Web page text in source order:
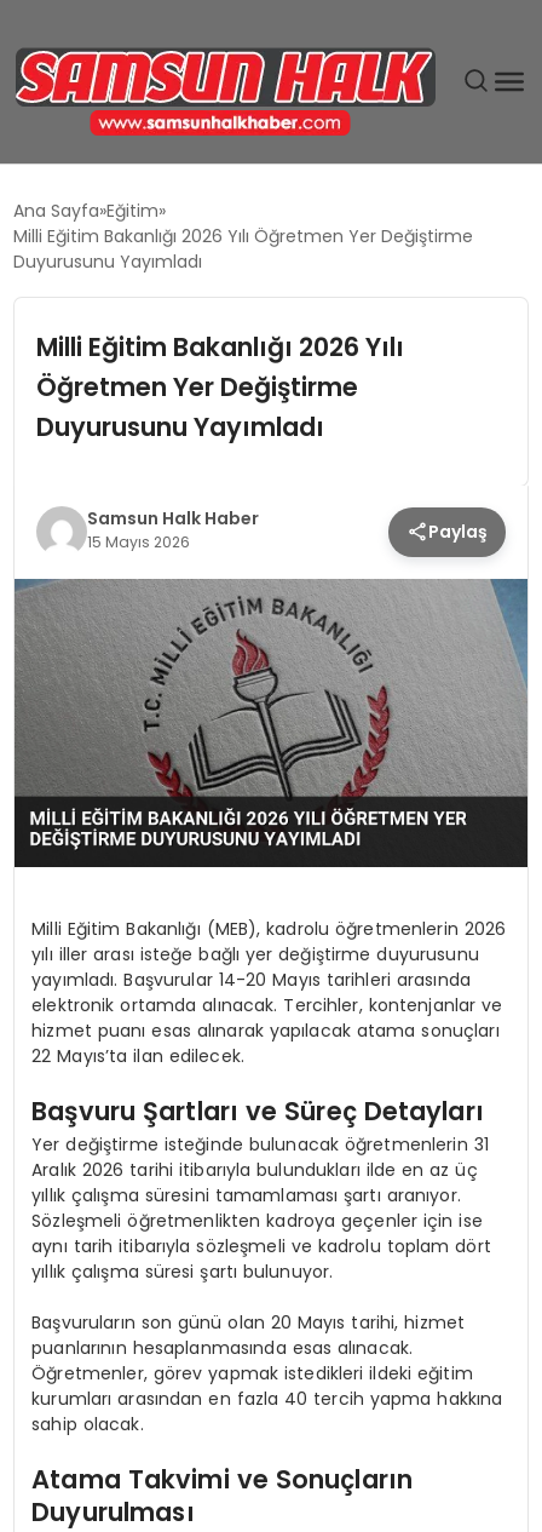
EĞITIM
GÜNDEM
MAGAZIN
SIYASET
SPOR
TEKNOLOJI
YAŞAM
Ana Sayfa Eğitim
Milli Eğitim Bakanlığı 2026 Yılı Öğretmen Yer Değiştirme
Duyurusunu Yayımladı
Milli Eğitim Bakanlığı 2026 Yılı
Öğretmen Yer Değiştirme
Duyurusunu Yayımladı
Samsun Halk Haber
15 Mayıs 2026 Paylaş
Milli Eğitim Bakanlığı (MEB), kadrolu öğretmenlerin 2026
yılı iller arası isteğe bağlı yer değiştirme duyurusunu
yayımladı. Başvurular 14-20 Mayıs tarihleri arasında
elektronik ortamda alınacak. Tercihler, kontenjanlar ve
hizmet puanı esas alınarak yapılacak atama sonuçları
22 Mayıs’ta ilan edilecek.
Başvuru Şartları ve Süreç Detayları
Yer değiştirme isteğinde bulunacak öğretmenlerin 31
Aralık 2026 tarihi itibarıyla bulundukları ilde en az üç
yıllık çalışma süresini tamamlaması şartı aranıyor.
Sözleşmeli öğretmenlikten kadroya geçenler için ise
aynı tarih itibarıyla sözleşmeli ve kadrolu toplam dört
yıllık çalışma süresi şartı bulunuyor.
Başvuruların son günü olan 20 Mayıs tarihi, hizmet
puanlarının hesaplanmasında esas alınacak.
Öğretmenler, görev yapmak istedikleri ildeki eğitim
kurumları arasından en fazla 40 tercih yapma hakkına
sahip olacak.
Atama Takvimi ve Sonuçların
Duyurulması